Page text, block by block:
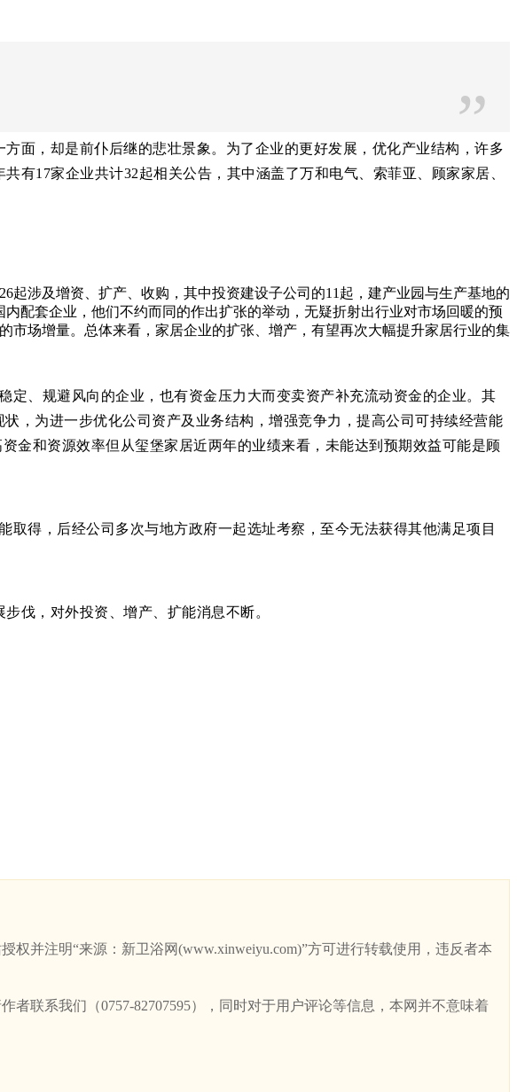
”
面，却是前仆后继的悲壮景象。为了企业的更好发展，优化产业结构，许多
有17家企业共计32起相关公告，其中涵盖了万和电气、索菲亚、顾家家居、
涉及增资、扩产、收购，其中投资建设子公司的11起，建产业园与生产基地的
配套企业，他们不约而同的作出扩张的举动，无疑折射出行业对市场回暖的预
场增量。总体来看，家居企业的扩张、增产，有望再次大幅提升家居行业的集
、规避风向的企业，也有资金压力大而变卖资产补充流动资金的企业。其
，为进一步优化公司资产及业务结构，增强竞争力，提高公司可持续经营能
金和资源效率但从玺堡家居近两年的业绩来看，未能达到预期效益可能是顾
得，后经公司多次与地方政府一起选址考察，至今无法获得其他满足项目
伐，对外投资、增产、扩能消息不断。
并注明“来源：新卫浴网(www.xinweiyu.com)”方可进行转载使用，违反者本
联系我们（0757-82707595），同时对于用户评论等信息，本网并不意味着